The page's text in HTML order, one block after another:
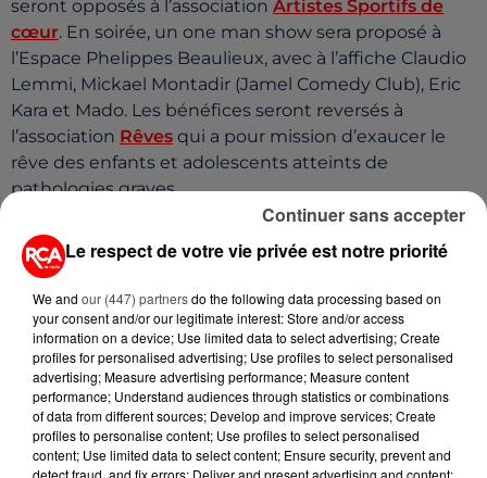
seront opposés à l’association Artistes Sportifs de
cœur. En soirée, un one man show sera proposé à
l’Espace Phelippes Beaulieux, avec à l’affiche Claudio
Lemmi, Mickael Montadir (Jamel Comedy Club), Eric
Kara et Mado. Les bénéfices seront reversés à
l’association Rêves qui a pour mission d’exaucer le
rêve des enfants et adolescents atteints de
pathologies graves.
Le respect de votre vie privée est notre priorité
We and our (447) partnersdo the following data processing based on
your consent and/or our legitimate interest: Store and/or access
information on a device; Use limited data to select advertising; Create
profiles for personalised advertising; Use profiles to select personalised
advertising; Measure advertising performance; Measure content
performance; Understand audiences through statistics or combinations
of data from different sources; Develop and improve services; Create
profiles to personalise content; Use profiles to select personalised
content; Use limited data to select content; Ensure security, prevent and
detect fraud, and fix errors; Deliver and present advertising and content;
Continuer sans accepter